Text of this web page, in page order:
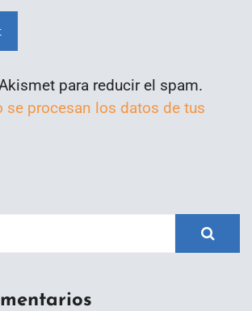
para reducir el spam.
se procesan los datos de tus